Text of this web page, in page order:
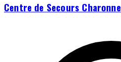
Centre de Secours Charonne